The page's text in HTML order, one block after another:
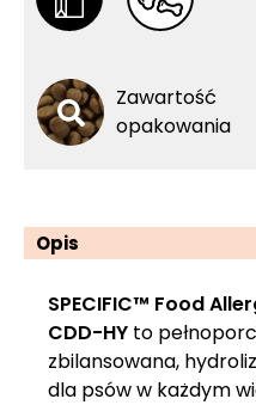
Zawartość
opakowania
Opis
SPECIFIC™ Food
CDD-HY to
zbilansowana,
dla psów w każdym